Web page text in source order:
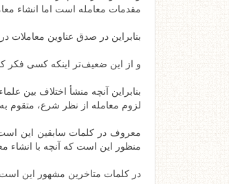
مقدمات معامله است اما انشاء
بنابراین در صدق عناوین
و از این ضعیف‌تر اینکه کسی فکر
بنابراین آنچه منشأ اختلاف بین
لزوم معامله از نظر شرع،‌
معروف در کلمات سابقین این
منظور این است که آنچه با
در کلمات متاخرین مشهور این